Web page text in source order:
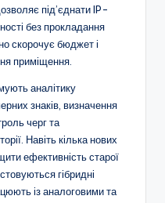
під’єднати IP-
без прокладання
скорочує бюджет і
приміщення.
аналітику
знаків, визначення
черг та
Навіть кілька нових
ефективність старої
гібридні
із аналоговими та